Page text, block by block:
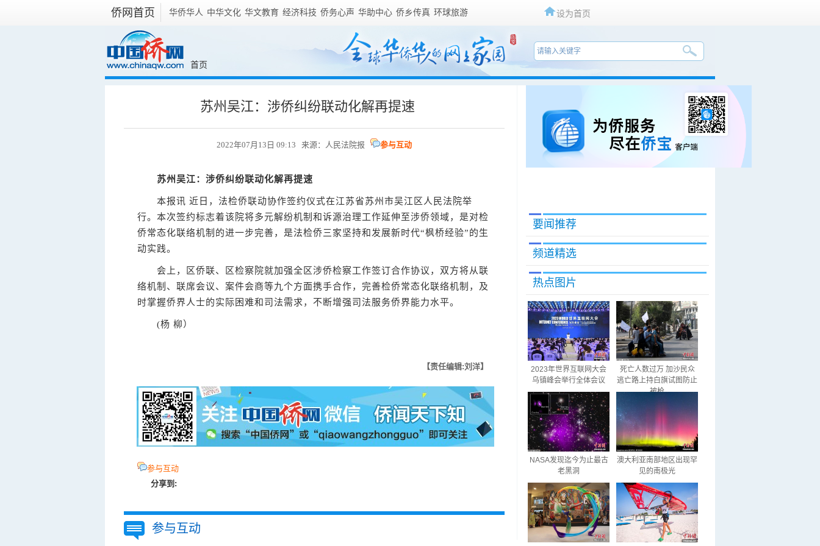
侨网首页 华侨华人 中华文化 华文教育 经济科技 侨务心声 华助中心 侨乡传真 环球旅游 设为首页
首页
苏州吴江：涉侨纠纷联动化解再提速
2022年07月13日 09:13 来源：人民法院报 参与互动
苏州吴江：涉侨纠纷联动化解再提速
本报讯 近日，法检侨联动协作签约仪式在江苏省苏州市吴江区人民法院举
行。本次签约标志着该院将多元解纷机制和诉源治理工作延伸至涉侨领域，是对检
侨常态化联络机制的进一步完善，是法检侨三家坚持和发展新时代“枫桥经验”的生
动实践。
会上，区侨联、区检察院就加强全区涉侨检察工作签订合作协议，双方将从联
络机制、联席会议、案件会商等九个方面携手合作，完善检侨常态化联络机制，及
时掌握侨界人士的实际困难和司法需求，不断增强司法服务侨界能力水平。
(杨 柳）
【责任编辑:刘洋】
参与互动
分享到:
参与互动
要闻推荐
频道精选
热点图片
2023年世界互联网大会
乌镇峰会举行全体会议
死亡人数过万 加沙民众
逃亡路上持白旗试图防止
被枪
NASA发现迄今为止最古
老黑洞
澳大利亚南部地区出现罕
见的南极光